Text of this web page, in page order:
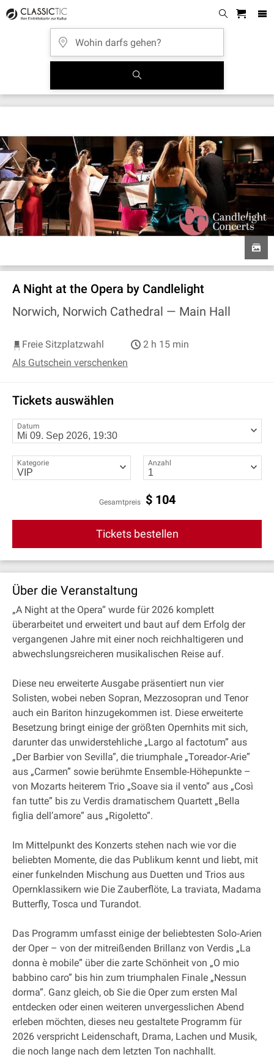
A Night at the Opera by Candlelight
Norwich, Norwich Cathedral — Main Hall
Freie Sitzplatzwahl
2 h 15 min
Als Gutschein verschenken
Tickets auswählen
Datum
Kategorie Anzahl
Gesamtpreis $ 104
Tickets bestellen
Über die Veranstaltung
„A Night at the Opera“ wurde für 2026 komplett
überarbeitet und erweitert und baut auf dem Erfolg der
vergangenen Jahre mit einer noch reichhaltigeren und
abwechslungsreicheren musikalischen Reise auf.
Diese neu erweiterte Ausgabe präsentiert nun vier
Solisten, wobei neben Sopran, Mezzosopran und Tenor
auch ein Bariton hinzugekommen ist. Diese erweiterte
Besetzung bringt einige der größten Opernhits mit sich,
darunter das unwiderstehliche „Largo al factotum” aus
„Der Barbier von Sevilla”, die triumphale „Toreador‐Arie”
aus „Carmen” sowie berühmte Ensemble‐Höhepunkte –
von Mozarts heiterem Trio „Soave sia il vento” aus „Così
fan tutte” bis zu Verdis dramatischem Quartett „Bella
figlia dell’amore” aus „Rigoletto”.
Im Mittelpunkt des Konzerts stehen nach wie vor die
beliebten Momente, die das Publikum kennt und liebt, mit
einer funkelnden Mischung aus Duetten und Trios aus
Opernklassikern wie Die Zauberflöte, La traviata, Madama
Butterfly, Tosca und Turandot.
Das Programm umfasst einige der beliebtesten Solo‐Arien
der Oper – von der mitreißenden Brillanz von Verdis „La
donna è mobile” über die zarte Schönheit von „O mio
babbino caro” bis hin zum triumphalen Finale „Nessun
dorma”. Ganz gleich, ob Sie die Oper zum ersten Mal
entdecken oder einen weiteren unvergesslichen Abend
erleben möchten, dieses neu gestaltete Programm für
2026 verspricht Leidenschaft, Drama, Lachen und Musik,
die noch lange nach dem letzten Ton nachhallt.